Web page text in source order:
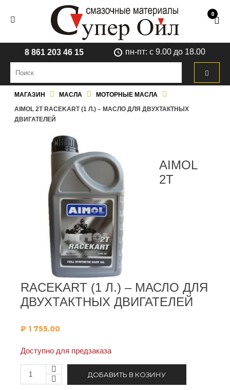
0
8 861 203 46 15 пн-пт: с 9.00 до 18.00
МАГАЗИН МАСЛА
МОТОРНЫЕ МАСЛА
AIMOL 2T RACEKART (1 Л.) – МАСЛО ДЛЯ ДВУХТАКТНЫХ
ДВИГАТЕЛЕЙ
AIMOL
2T
RACEKART (1 Л.) – МАСЛО ДЛЯ
ДВУХТАКТНЫХ ДВИГАТЕЛЕЙ
₽ 1 755.00
Доступно для предзаказа
ДОБАВИТЬ В КОЗИНУ